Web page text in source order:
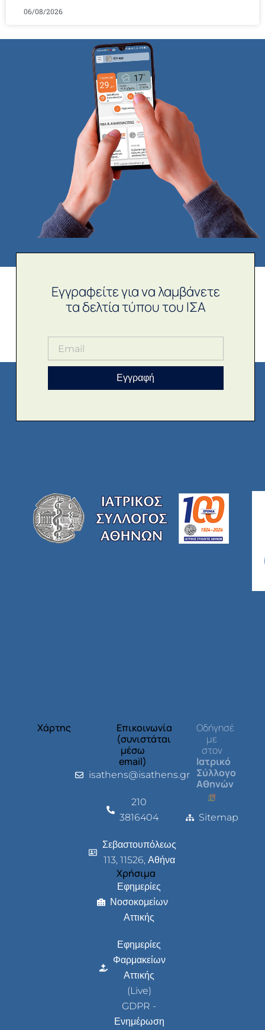
06/08/2026
Εγγραφείτε για να λαμβάνετε
τα δελτία τύπου του ΙΣΑ
Εγγραφή
Χάρτης
Επικοινωνία
(συνιστάται
μέσω
email)
isathens@isathens.gr
210
3816404
Σεβαστουπόλεως
113, 11526, Αθήνα
Χρήσιμα
Εφημερίες
Νοσοκομείων
Αττικής
Εφημερίες
Φαρμακείων
Αττικής
(Live)
GDPR -
Ενημέρωση
Οδήγησέ
με
στον
Ιατρικό
Σύλλογο
Αθηνών
Sitemap